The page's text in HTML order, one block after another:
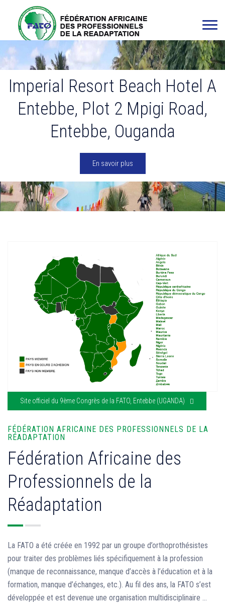
Imperial Resort Beach Hotel A
Entebbe, Plot 2 Mpigi Road,
Entebbe, Ouganda
En savoir plus
Site officiel du 9ème Congrès de la FATO, Entebbe (UGANDA)
FÉDÉRATION AFRICAINE DES PROFESSIONNELS DE LA
RÉADAPTATION
Fédération Africaine des
Professionnels de la
Réadaptation
La FATO a été créée en 1992 par un groupe d’orthoprothésistes
pour traiter des problèmes liés spécifiquement à la profession
(manque de reconnaissance, manque d’accès à l’éducation et à la
formation, manque d’échanges, etc.). Au fil des ans, la FATO s’est
développée et est devenue une organisation multidisciplinaire ...